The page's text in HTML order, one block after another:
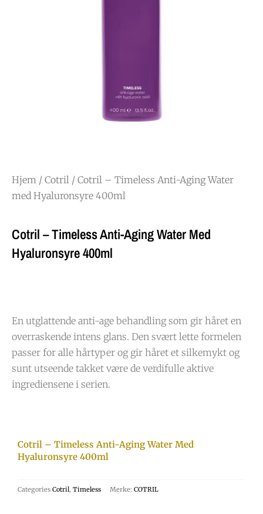
Hjem / Cotril / Cotril – Timeless Anti-Aging Water
med Hyaluronsyre 400ml
Cotril – Timeless Anti-Aging Water Med
Hyaluronsyre 400ml
En utglattende anti-age behandling som gir håret en
overraskende intens glans. Den svært lette formelen
passer for alle hårtyper og gir håret et silkemykt og
sunt utseende takket være de verdifulle aktive
ingrediensene i serien.
Cotril – Timeless Anti-Aging Water Med
Hyaluronsyre 400ml
Categories Cotril, Timeless Merke: COTRIL